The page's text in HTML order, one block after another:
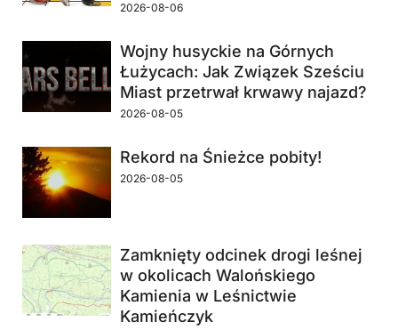
2026-08-06
Wojny husyckie na Górnych
Łużycach: Jak Związek Sześciu
Miast przetrwał krwawy najazd?
2026-08-05
Rekord na Śnieżce pobity!
2026-08-05
Zamknięty odcinek drogi leśnej
w okolicach Walońskiego
Kamienia w Leśnictwie
Kamieńczyk